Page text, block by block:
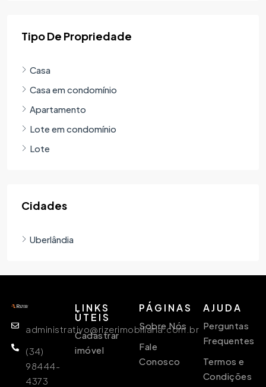
Tipo De Propriedade
Casa
Casa em condomínio
Apartamento
Lote em condomínio
Lote
Cidades
Uberlândia
administrativo@rizerimobiliaria.com.br
(34)
98444-
4373
LINKS
ÙTEIS
Cadastrar
imóvel
PÁGINAS
Sobre Nós
Fale
Conosco
AJUDA
Perguntas
Frequentes
Termos e
Condições